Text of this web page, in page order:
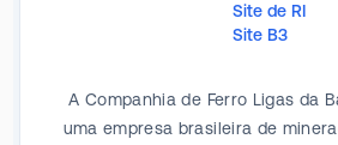
Site de RI
Site B3
A Companhia de Ferro Ligas da
uma empresa brasileira de